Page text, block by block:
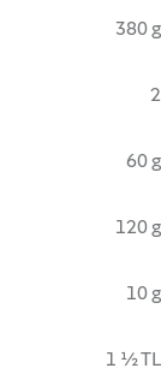
380 g
2
60 g
120 g
10 g
1 ½ TL